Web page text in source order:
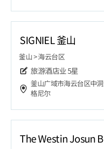
SIGNIEL 釜山
釜山 > 海云台区
旅游酒店业5星
釜山广域市海云台区中
格尼尔
The Westin Josun